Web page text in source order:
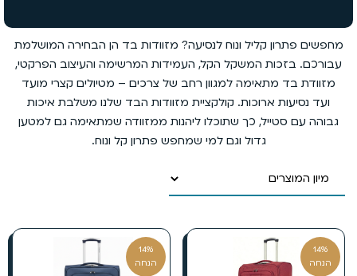
מחפשים פתרון קליל ונוח לנסיעה? מזוודות בד הן הבחירה המושלמת
עבורכם. בזכות המשקל הקל, העמידות המרשימה והעיצוב הפרקטי,
מזוודת בד מתאימה למגוון רחב של צרכים – מטיולים קצרי מועד
ועד נסיעות ארוכות. קולקציית מזוודות הבד שלנו משלבת איכות
גבוהה עם סטייל, כך שתוכלו ליהנות ממזוודה שמתאימה גם למטען
גדול וגם למי שמחפש פתרון קל ונוח.
14%
הנחה
14%
הנחה